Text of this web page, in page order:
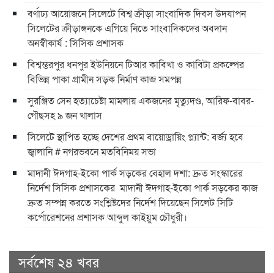
বর্ণাঢ্য আয়োজনে সিলেটে বিশ্ব ক্রীড়া সাংবাদিক দিবস উদযাপন
সিলেটের ক্রীড়াঙ্গনকে এগিয়ে নিতে সাংবাদিকদের অবদান
অনস্বীকার্য : সিসিক প্রশাসক
বিশ্বম্ভরপুর ধনপুর ইউনিয়নে টিআর কাবিখা ও কাবিটা প্রকল্পের
বিভিন্ন পাকা গ্রামীন সড়ক নির্মাণ কাজ সমপন্ন
সুরঞ্জিত সেন হত্যাচেষ্টা মামলায় একজনের মৃত্যুদণ্ড, আরিফ-বাবর-
গৌছসহ ৯ জন খালাস
​সিলেটে স্থাপিত হচ্ছে দেশের প্রথম বায়োড্রায়িং প্ল্যান্ট: বর্জ্য হবে
জ্বালানি ​# নগরভবনে মতবিনিময় সভা
​মাদানী ঈদগাহ-ইকো পার্ক সড়কের বেহাল দশা: দ্রুত সংস্কারের
নির্দেশ সিসিক প্রশাসকের ​ ​মাদানী ঈদগাহ-ইকো পার্ক সড়কের কাজ
দ্রুত সম্পন্ন করতে সংশ্লিষ্টদের নির্দেশ দিয়েছেন সিলেট সিটি
কর্পোরেশনের প্রশাসক আব্দুল কাইয়ুম চৌধুরী।
সর্বশেষ ২৪ খবর